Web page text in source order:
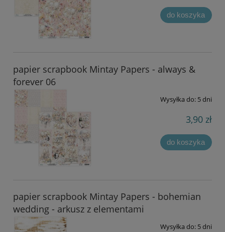
do koszyka
papier scrapbook Mintay Papers - always &
forever 06
Wysyłka do: 5 dni
3,90 zł
do koszyka
papier scrapbook Mintay Papers - bohemian
wedding - arkusz z elementami
Wysyłka do: 5 dni